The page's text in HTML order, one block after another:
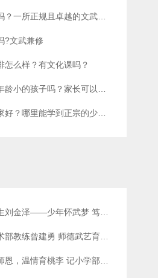
?文武兼修
怎么样？有文化课吗？